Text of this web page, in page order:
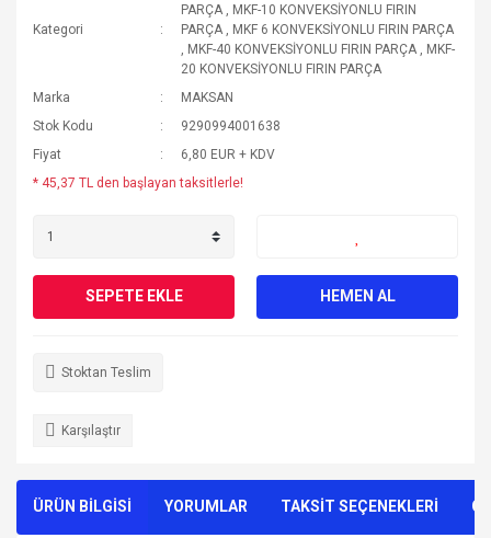
Kategori
PARÇA , MKF-10 KONVEKSİYONLU FIRIN
PARÇA , MKF 6 KONVEKSİYONLU FIRIN PARÇA
, MKF-40 KONVEKSİYONLU FIRIN PARÇA , MKF-
20 KONVEKSİYONLU FIRIN PARÇA
Marka
MAKSAN
Stok Kodu
9290994001638
Fiyat
6,80 EUR + KDV
* 45,37 TL den başlayan taksitlerle!
SEPETE EKLE HEMEN AL
Stoktan Teslim
Karşılaştır
ÜRÜN BİLGİSİ YORUMLAR TAKSİT SEÇENEKLERİ